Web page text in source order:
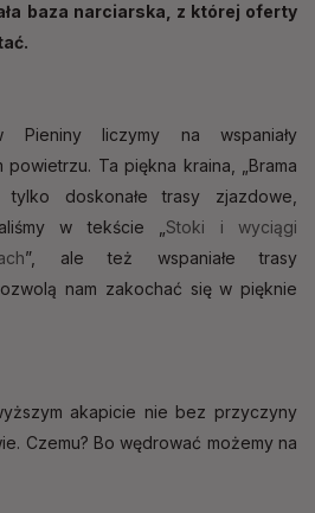
baza narciarska, z której oferty
Pieniny liczymy na wspaniały
Ta piękna kraina, „Brama
doskonałe trasy zjazdowe,
w tekście „Stoki i wyciągi
”, ale też wspaniałe trasy
nam zakochać się w pięknie
akapicie nie bez przyczyny
Czemu? Bo wędrować możemy na